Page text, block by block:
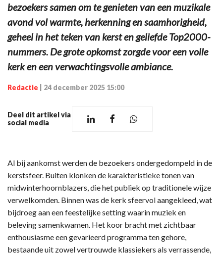
bezoekers samen om te genieten van een muzikale
avond vol warmte, herkenning en saamhorigheid,
geheel in het teken van kerst en geliefde Top2000-
nummers. De grote opkomst zorgde voor een volle
kerk en een verwachtingsvolle ambiance.
Redactie 24 december 2025 15:00
Deel dit artikel via
social media
Al bij aankomst werden de bezoekers ondergedompeld in de
kerstsfeer. Buiten klonken de karakteristieke tonen van
midwinterhoornblazers, die het publiek op traditionele wijze
verwelkomden. Binnen was de kerk sfeervol aangekleed, wat
bijdroeg aan een feestelijke setting waarin muziek en
beleving samenkwamen. Het koor bracht met zichtbaar
enthousiasme een gevarieerd programma ten gehore,
bestaande uit zowel vertrouwde klassiekers als verrassende,